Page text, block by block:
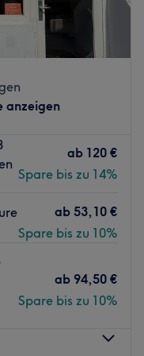
ist,
Egal ob
Mittagspause oder
hier die auf ihn
angenehmen
und individuell
jeweiligen Kunden
für Gesicht
um die
rasch und
aus.
U-Bahnhaltestelle
nicht nur mit
mit einem
anzeigen
ab 120 €
Spare bis zu 14%
ab 53,10 €
Spare bis zu 10%
ab 94,50 €
Spare bis zu 10%